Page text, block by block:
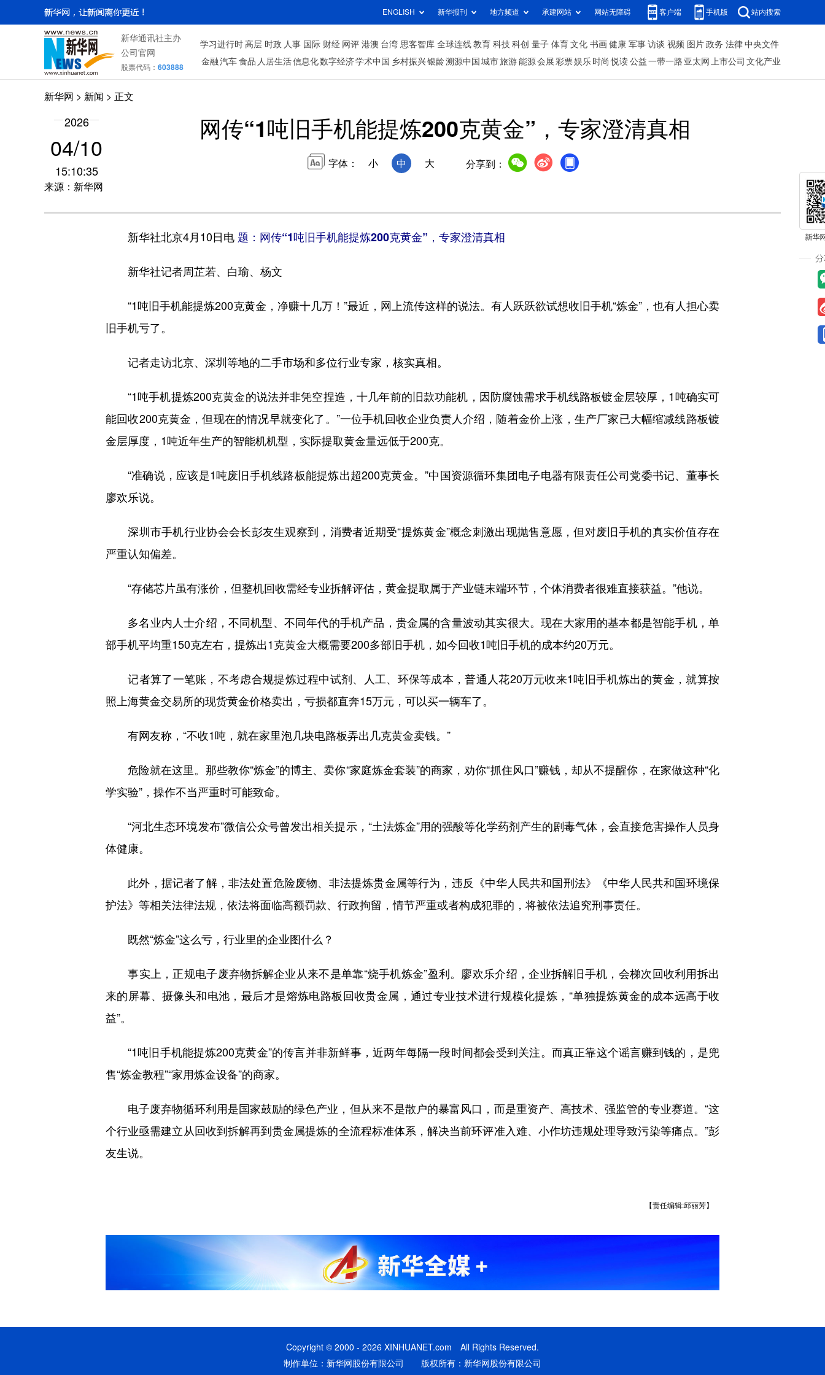
ENGLISH 新华报刊 地方频道 承建网站 网站无障碍 客户端 手机版 站内搜索
新华通讯社主办
公司官网
股票代码： 603888
学习进行时 高层 时政 人事 国际 财经 网评 港澳 台湾 思客智库 全球连线 教育 科技 科创 量子 体育 文化 书画 健康 军事 访谈 视频 图片 政务 法律 中央文件
金融 汽车 食品 人居生活信息化数字经济学术中国 乡村振兴银龄溯源中国 城市旅游 能源 会展 彩票娱乐 时尚 悦读 公益 一带一路 亚太网 上市公司 文化产业
新华网 > 新闻 > 正文
2026
04/10
15:10:35
来源：新华网
网传“1吨旧手机能提炼200克黄金”，专家澄清真相
字体： 小 中 大 分享到：
新华社北京4月10日电 题：网传“1吨旧手机能提炼200克黄金”，专家澄清真相
新华社记者周芷若、白瑜、杨文
“1吨旧手机能提炼200克黄金，净赚十几万！”最近，网上流传这样的说法。有人跃跃欲试想收旧手机“炼金”，也有人担心卖
旧手机亏了。
记者走访北京、深圳等地的二手市场和多位行业专家，核实真相。
“1吨手机提炼200克黄金的说法并非凭空捏造，十几年前的旧款功能机，因防腐蚀需求手机线路板镀金层较厚，1吨确实可
能回收200克黄金，但现在的情况早就变化了。”一位手机回收企业负责人介绍，随着金价上涨，生产厂家已大幅缩减线路板镀
金层厚度，1吨近年生产的智能机机型，实际提取黄金量远低于200克。
“准确说，应该是1吨废旧手机线路板能提炼出超200克黄金。”中国资源循环集团电子电器有限责任公司党委书记、董事长
廖欢乐说。
深圳市手机行业协会会长彭友生观察到，消费者近期受“提炼黄金”概念刺激出现抛售意愿，但对废旧手机的真实价值存在
严重认知偏差。
“存储芯片虽有涨价，但整机回收需经专业拆解评估，黄金提取属于产业链末端环节，个体消费者很难直接获益。”他说。
多名业内人士介绍，不同机型、不同年代的手机产品，贵金属的含量波动其实很大。现在大家用的基本都是智能手机，单
部手机平均重150克左右，提炼出1克黄金大概需要200多部旧手机，如今回收1吨旧手机的成本约20万元。
记者算了一笔账，不考虑合规提炼过程中试剂、人工、环保等成本，普通人花20万元收来1吨旧手机炼出的黄金，就算按
照上海黄金交易所的现货黄金价格卖出，亏损都直奔15万元，可以买一辆车了。
有网友称，“不收1吨，就在家里泡几块电路板弄出几克黄金卖钱。”
危险就在这里。那些教你“炼金”的博主、卖你“家庭炼金套装”的商家，劝你“抓住风口”赚钱，却从不提醒你，在家做这种“化
学实验”，操作不当严重时可能致命。
“河北生态环境发布”微信公众号曾发出相关提示，“土法炼金”用的强酸等化学药剂产生的剧毒气体，会直接危害操作人员身
体健康。
此外，据记者了解，非法处置危险废物、非法提炼贵金属等行为，违反《中华人民共和国刑法》《中华人民共和国环境保
护法》等相关法律法规，依法将面临高额罚款、行政拘留，情节严重或者构成犯罪的，将被依法追究刑事责任。
既然“炼金”这么亏，行业里的企业图什么？
事实上，正规电子废弃物拆解企业从来不是单靠“烧手机炼金”盈利。廖欢乐介绍，企业拆解旧手机，会梯次回收利用拆出
来的屏幕、摄像头和电池，最后才是熔炼电路板回收贵金属，通过专业技术进行规模化提炼，“单独提炼黄金的成本远高于收
益”。
“1吨旧手机能提炼200克黄金”的传言并非新鲜事，近两年每隔一段时间都会受到关注。而真正靠这个谣言赚到钱的，是兜
售“炼金教程”“家用炼金设备”的商家。
电子废弃物循环利用是国家鼓励的绿色产业，但从来不是散户的暴富风口，而是重资产、高技术、强监管的专业赛道。“这
个行业亟需建立从回收到拆解再到贵金属提炼的全流程标准体系，解决当前环评准入难、小作坊违规处理导致污染等痛点。”彭
友生说。
【责任编辑:邱丽芳】
Copyright © 2000 - 2026 XINHUANET.com All Rights Reserved.
制作单位：新华网股份有限公司 版权所有：新华网股份有限公司